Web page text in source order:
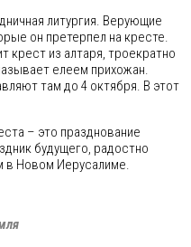
литургия. Верующие
он претерпел на кресте.
крест из алтаря, троекратно
елеем прихожан.
там до 4 октября. В этот
– это празднование
будущего, радостно
в Новом Иерусалиме.